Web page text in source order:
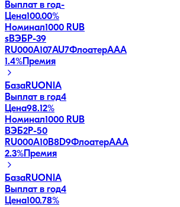
Выплат в год-
Цена100.00%
Номинал1000 RUB
sВЭБP-39
RU000A107AU7ФлоатерAAA
1.4%Премия
БазаRUONIA
Выплат в год4
Цена98.12%
Номинал1000 RUB
ВЭБ2Р-50
RU000A10B8D9ФлоатерAAA
2.3%Премия
БазаRUONIA
Выплат в год4
Цена100.78%